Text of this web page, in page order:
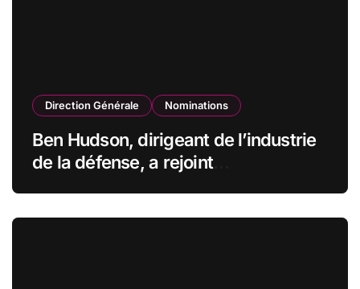
Direction Générale Nominations
Ben Hudson, dirigeant de l’industrie
de la défense, a rejoint